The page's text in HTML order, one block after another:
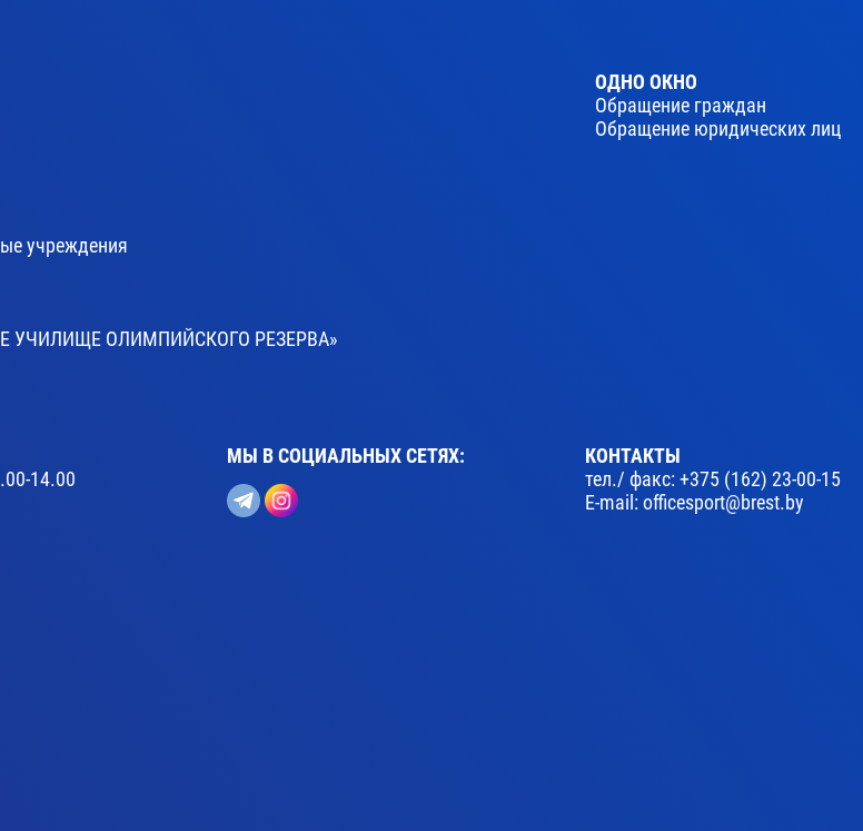
учреждения
УЧИЛИЩЕ ОЛИМПИЙСКОГО РЕЗЕРВА»
ОДНО ОКНО
Обращение граждан
Обращение юридических лиц
14.00
МЫ В СОЦИАЛЬНЫХ СЕТЯХ:
КОНТАКТЫ
тел./ факс:+375 (162) 23-00-15
E-mail:officesport@brest.by